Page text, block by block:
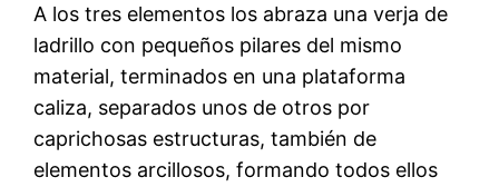
A los tres elementos los abraza una verja de
ladrillo con pequeños pilares del mismo
material, terminados en una plataforma
caliza, separados unos de otros por
caprichosas estructuras, también de
elementos arcillosos, formando todos ellos